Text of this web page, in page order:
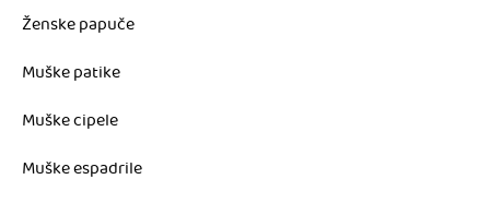
Ženske papuče
Muške patike
Muške cipele
Muške espadrile